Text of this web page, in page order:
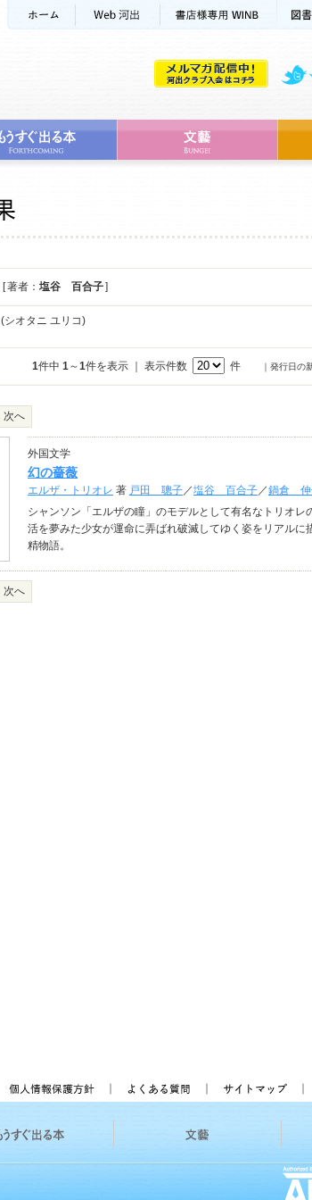
[ 著者： 塩谷 百合子]
(シオタニ ユリコ)
1件中 1～1件を表示 ｜ 表示件数 件 ｜発行日の
次へ
外国文学
幻の薔薇
エルザ・トリオレ 著 戸田 聰子／塩谷 百合子／鍋倉 伸
シャンソン「エルザの瞳」のモデルとして有名なトリオレ
活を夢みた少女が運命に弄ばれ破滅してゆく姿をリアルに
精物語。
次へ